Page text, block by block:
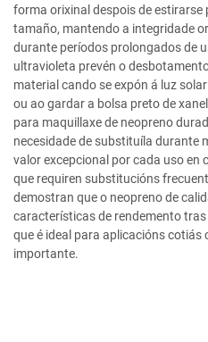
forma orixinal despois de
tamaño, mantendo a integridade
durante períodos prolongados de
ultravioleta prevén o
material cando se expón á luz
ou ao gardar a bolsa preto de
para maquillaxe de neopreno
necesidade de substituíla durante
valor excepcional por cada uso
que requiren substitucións
demostran que o neopreno de
características de rendemento
que é ideal para aplicacións cotiás
importante.